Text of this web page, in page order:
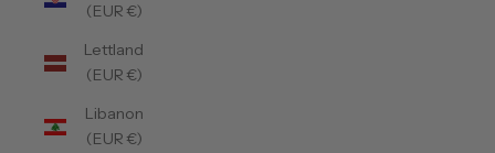
(EUR €)
Lettland
(EUR €)
Libanon
(EUR €)